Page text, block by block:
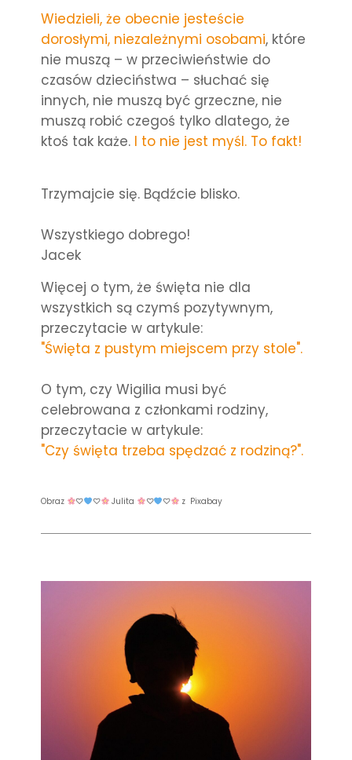
Wiedzieli, że obecnie jesteście
dorosłymi, niezależnymi osobami, które
nie muszą – w przeciwieństwie do
czasów dzieciństwa – słuchać się
innych, nie muszą być grzeczne, nie
muszą robić czegoś tylko dlatego, że
ktoś tak każe. I to nie jest myśl. To fakt!
Trzymajcie się. Bądźcie blisko.
Wszystkiego dobrego!
Jacek
Więcej o tym, że święta nie dla
wszystkich są czymś pozytywnym,
przeczytacie w artykule:
"Święta z pustym miejscem przy stole".
O tym, czy Wigilia musi być
celebrowana z członkami rodziny,
przeczytacie w artykule:
"Czy święta trzeba spędzać z rodziną?".
Obraz ♡ ♡ Julita ♡ ♡ z Pixabay